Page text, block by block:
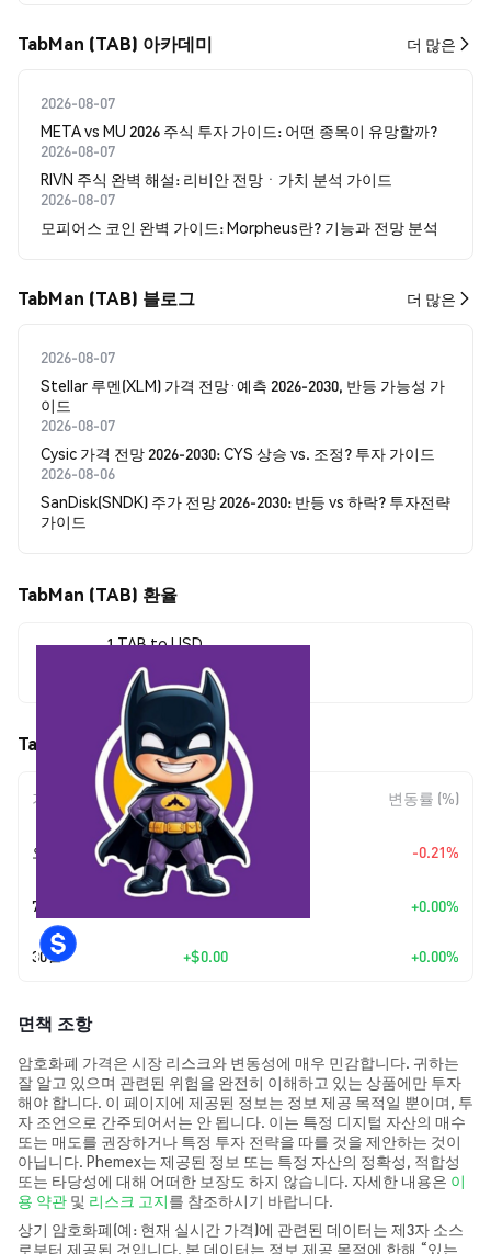
TabMan (TAB) 아카데미 더 많은
2026-08-07
META vs MU 2026 주식 투자 가이드: 어떤 종목이 유망할까?
2026-08-07
RIVN 주식 완벽 해설: 리비안 전망ㆍ가치 분석 가이드
2026-08-07
모피어스 코인 완벽 가이드: Morpheus란? 기능과 전망 분석
TabMan (TAB) 블로그 더 많은
2026-08-07
Stellar 루멘(XLM) 가격 전망·예측 2026-2030, 반등 가능성 가
이드
2026-08-07
Cysic 가격 전망 2026-2030: CYS 상승 vs. 조정? 투자 가이드
2026-08-06
SanDisk(SNDK) 주가 전망 2026-2030: 반등 vs 하락? 투자전략
가이드
TabMan (TAB) 환율
1 TAB to USD
$0.00000141
TabMan (TAB) 가격 움직임
기간 변동 폭 변동률 (%)
오늘 +$0.0 8 2928 -0.21%
7일 +0.00%
30일 +$0.00 +0.00%
면책 조항
암호화폐 가격은 시장 리스크와 변동성에 매우 민감합니다. 귀하는
잘 알고 있으며 관련된 위험을 완전히 이해하고 있는 상품에만 투자
해야 합니다. 이 페이지에 제공된 정보는 정보 제공 목적일 뿐이며, 투
자 조언으로 간주되어서는 안 됩니다. 이는 특정 디지털 자산의 매수
또는 매도를 권장하거나 특정 투자 전략을 따를 것을 제안하는 것이
아닙니다. Phemex는 제공된 정보 또는 특정 자산의 정확성, 적합성
또는 타당성에 대해 어떠한 보장도 하지 않습니다. 자세한 내용은 이
용 약관 및 리스크 고지를 참조하시기 바랍니다.
상기 암호화폐(예: 현재 실시간 가격)에 관련된 데이터는 제3자 소스
로부터 제공된 것입니다. 본 데이터는 정보 제공 목적에 한해 “있는